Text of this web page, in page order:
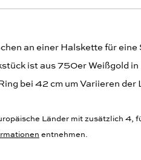
an einer Halskette für
ist aus 750er Weißgold
bei 42 cm um Variieren der
Länder mit zusätzlich 4,
entnehmen.